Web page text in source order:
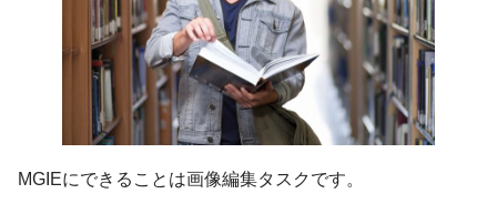
MGIEにできることは画像編集タスクです。